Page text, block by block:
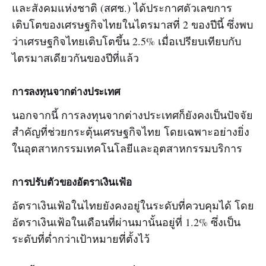
และสังคมแห่งชาติ (สศช.) ได้ประกาศตัวเลขการ
เติบโตของเศรษฐกิจไทยในไตรมาสที่ 2 ของปีนี้ ซึ่งพบ
ว่าเศรษฐกิจไทยเติบโตขึ้น 2.5% เมื่อเปรียบเทียบกับ
ไตรมาสเดียวกันของปีที่แล้ว
การลงทุนจากต่างประเทศ
นอกจากนี้ การลงทุนจากต่างประเทศก็ยังคงเป็นปัจจัย
สำคัญที่ช่วยกระตุ้นเศรษฐกิจไทย โดยเฉพาะอย่างยิ่ง
ในอุตสาหกรรมเทคโนโลยีและอุตสาหกรรมบริการ
การปรับตัวของอัตราเงินเฟ้อ
อัตราเงินเฟ้อในไทยยังคงอยู่ในระดับที่ควบคุมได้ โดย
อัตราเงินเฟ้อในเดือนที่ผ่านมานั้นอยู่ที่ 1.2% ซึ่งเป็น
ระดับที่ต่ำกว่าเป้าหมายที่ตั้งไว้